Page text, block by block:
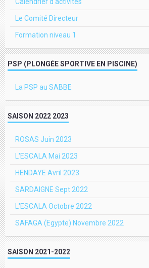
Le Comité Directeur
Formation niveau 1
PSP (PLONGÉE SPORTIVE EN PISCINE)
La PSP au SABBE
SAISON 2022 2023
ROSAS Juin 2023
L'ESCALA Mai 2023
HENDAYE Avril 2023
SARDAIGNE Sept 2022
L'ESCALA Octobre 2022
SAFAGA (Egypte) Novembre 2022
SAISON 2021-2022